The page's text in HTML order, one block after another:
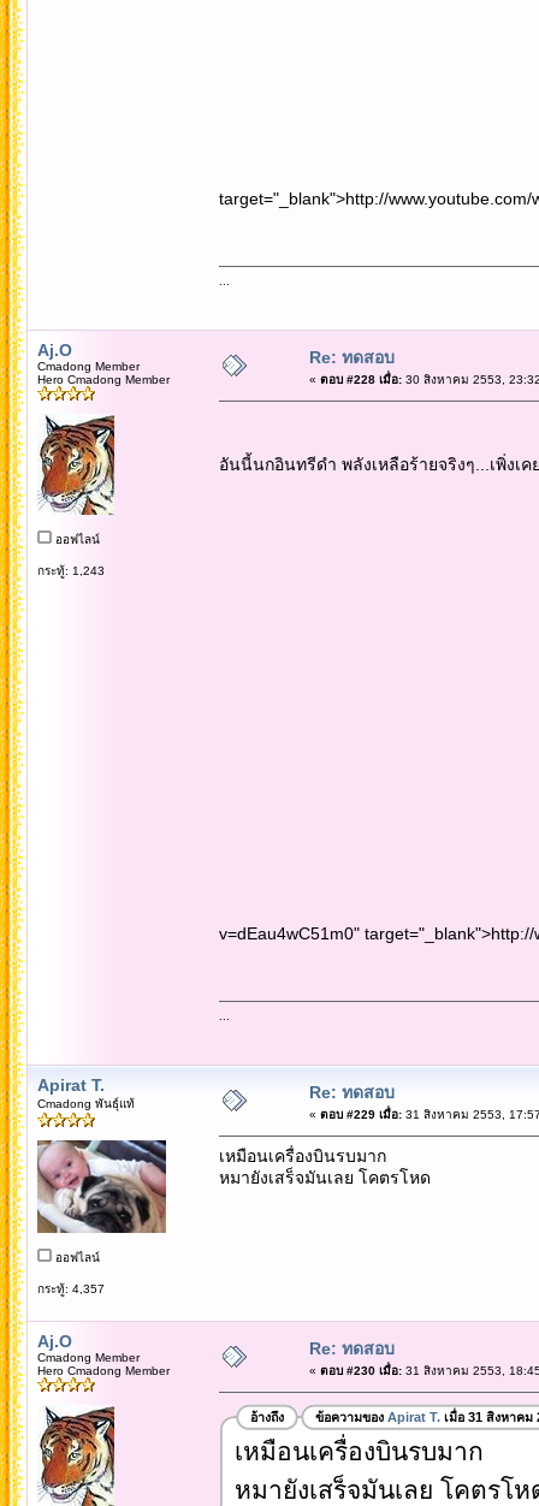
target="_blank">http://www.youtube.com/
Aj.O
Cmadong Member
Hero Cmadong Member
ออฟไลน์
กระทู้: 1,243
Re: ทดสอบ
« ตอบ #228 เมื่อ:30 สิงหาคม 2553,
อันนี้นกอินทรีดำ พลังเหลือร้ายจริงๆ...เพิ่ง
v=dEau4wC51m0"
Apirat T.
Cmadong พันธุ์แท้
ออฟไลน์
กระทู้: 4,357
Re: ทดสอบ
« ตอบ #229 เมื่อ:31 สิงหาคม 2553,
เหมือนเครื่องบินรบมาก
หมายังเสร็จมันเลย โคตรโหด
Aj.O
Cmadong Member
Hero Cmadong Member
Re: ทดสอบ
« ตอบ #230 เมื่อ:31 สิงหาคม 2553,
อ้างถึง ข้อความของ Apirat T.เมื่อ 31 สิงหาคม
เหมือนเครื่องบินรบมาก
หมายังเสร็จมันเลย โคตรโห